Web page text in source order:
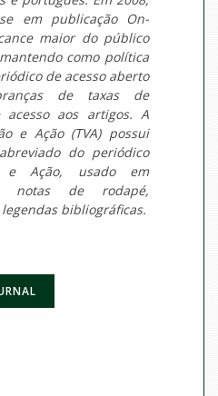
em publicação On-
maior do público
como política
de acesso aberto
de taxas de
acesso aos artigos. A
e Ação (TVA) possui
do periódico
e Ação, usado em
notas de rodapé,
bibliográficas.